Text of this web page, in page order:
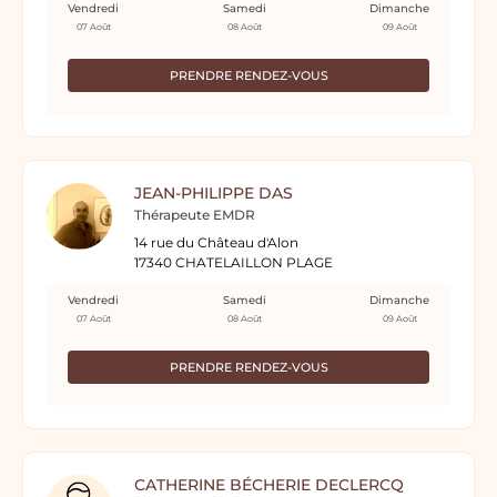
PRENDRE RENDEZ-VOUS
Vendredi
07 Août
Samedi
08 Août
Dimanche
09 Août
JEAN-PHILIPPE DAS
Thérapeute EMDR
14 rue du Château d'Alon
17340 CHATELAILLON PLAGE
PRENDRE RENDEZ-VOUS
Vendredi
07 Août
Samedi
08 Août
Dimanche
09 Août
CATHERINE BÉCHERIE DECLERCQ